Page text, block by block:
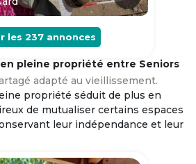
les 237 annonces
pleine propriété entre Seniors
adapté au vieillissement.
propriété séduit de plus en
de mutualiser certains espaces
leur indépendance et leur